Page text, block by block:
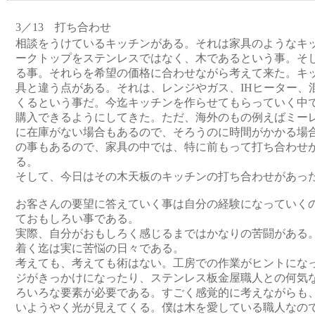
3／13 打ち合わせ
相談をうけているキッチンがある。それは家具のようなキ
ークトップをステンレスではなく、木であるという事。そ
る事。それらを希望の価格に合わせながら考えて来た。キ
具と違う点がある。それは、レンジやガス、IHヒーター、
くるという事だ。今迄キッチンを作らせてもらっていく中
購入できるようにしてきた。ただ、海外のもの例えばミー
に在庫がない場合もあるので、そろうのに時間がかかる場
の事もあるので、家具の中では、特に前もって打ち合わせ
る。
そして、今日はその木天板のキッチンの打ち合わせがあっ
お客さんの要望に答えていく事は自分の経験になっていく
ておもしろい事である。
実際、自分がおもしろく感じるまではかなりの苦闘がある
着く迄は実に苦悩の日々である。
考えても、考えても術はない。工房での作業がヒントにな
ジがきっかけになったり、ステンレス板金屋職人との何気
ろいろな要素が必要である。すごく感覚的に考えながらも
いようやく光が見えてくる。僕は木を愛している職人なの